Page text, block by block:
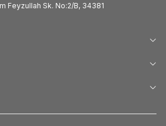
Feyzullah Sk. No:2/B, 34381